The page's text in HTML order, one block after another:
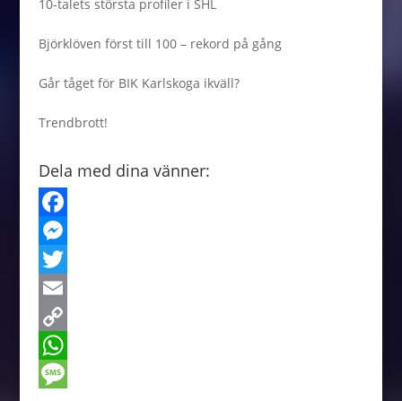
10-talets största profiler i SHL
Björklöven först till 100 – rekord på gång
Går tåget för BIK Karlskoga ikväll?
Trendbrott!
Dela med dina vänner:
F
a
c
e
b
o
M
e
s
s
e
T
w
t
E
m
a
C
o
W